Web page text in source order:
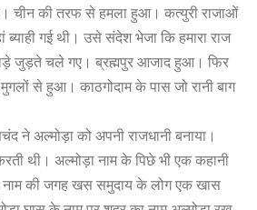
चीनकीतरफसेहमलाहुआ। कत्युरीराजाओं
ब्याहीगई थी। उसेसंदेशभेजाकिहमाराराज
जुड़तेचलेगए। ब्रह्मपुरआजादहुआ। फिर
मुगलोंसेहुआ। काठगोदामकेपासजोरानीबाग
नेअल्मोड़ाकोअपनीराजधानीबनाया।
थी। अल्मोड़ानामकेपिछेभीएककहानी
नामकीजगहखससमुदायकेलोगएकखास